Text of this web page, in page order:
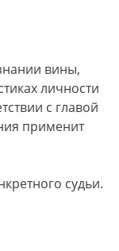
вины,
личности
с главой
применит
судьи.